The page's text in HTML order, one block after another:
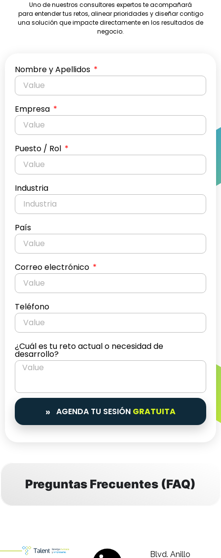
Uno de nuestros consultores expertos te acompañará
para entender tus retos, alinear prioridades y diseñar contigo
una solución que impacte directamente en los resultados de
negocio.
Nombre y Apellidos
Empresa
Puesto / Rol
Industria
País
Correo electrónico
Teléfono
¿Cuál es tu reto actual o necesidad de
desarrollo?
AGENDA TU SESIÓN GRATUITA
Preguntas Frecuentes (FAQ)
Blvd. Anillo